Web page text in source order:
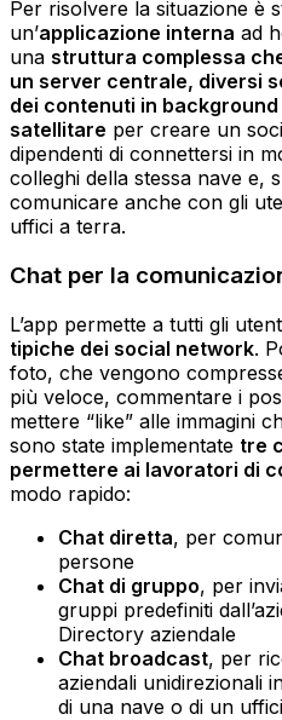
Per risolvere la situazione è
un’applicazione interna ad
una struttura complessa
un server centrale, diversi
dei contenuti in
satellitare per creare un
dipendenti di connettersi in
colleghi della stessa nave e,
comunicare anche con gli
uffici a terra.
Chat per la
L’app permette a tutti gli
tipiche dei social network.
foto, che vengono
più veloce, commentare i
mettere “like” alle immagini
sono state implementate tre
permettere ai lavoratori di
modo rapido:
Chat diretta, per
persone
Chat di gruppo, per
gruppi predefiniti
Directory aziendale
Chat broadcast, per
aziendali unidirezionali
di una nave o di un